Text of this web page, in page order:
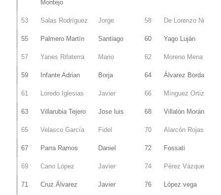
Montejo
53 Salas Rodríguez Jorge 58 De Lorenzo Nieto
55 Palmero Martín Santiago 60 Yago Luján
57 Yanes Rifaterra Mario 62 Moreno Mena
59 Infante Adrian Borja 64 Álvarez Borda
61 Loredo Iglesias Javier 66 Mínguez Ortiz
63 Villarubia Tejero Jose luis 68 Villalón Morán
65 Velasco García Fidel 70 Alarcón Rojas
67 Parra Ramos Daniel 72 Fossati
69 Cano López Javier 74 Pérez Vázquez
71 Cruz Álvarez Javier 76 López vega